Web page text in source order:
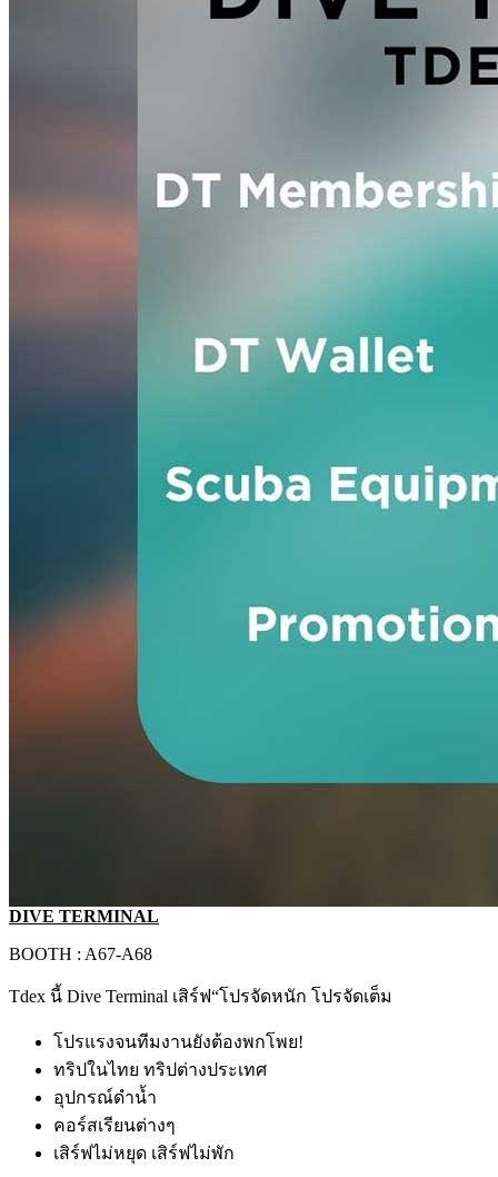
DIVE TERMINAL
BOOTH : A67-A68
Tdex นี้ Dive Terminal เสิร์ฟ“โปรจัดหนัก โปรจัดเต็ม
โปรแรงจนทีมงานยังต้องพกโพย!
ทริปในไทย ทริปต่างประเทศ
อุปกรณ์ดำน้ำ
คอร์สเรียนต่างๆ
เสิร์ฟไม่หยุด เสิร์ฟไม่พัก